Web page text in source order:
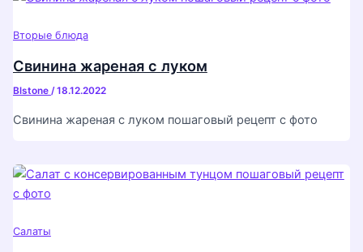
Вторые блюда
Свинина жареная с луком
Blstone /18.12.2022
Свинина жареная с луком пошаговый рецепт с фото
Салаты